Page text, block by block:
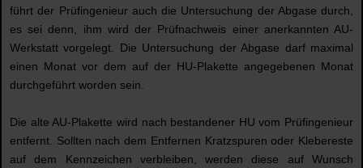
führt der Prüfingenieur auch die Untersuchung der Abgase durch,
es sei denn, ihm wird der Prüfnachweis einer anerkannten AU-
Werkstatt vorgelegt. Die Untersuchung der Abgase darf maximal
einen Monat vor dem auf der HU-Plakette angegebenen Monat
durchgeführt worden sein.
Die alte AU-Plakette wird nach bestandener HU vom Prüfingenieur
entfernt. Sollten nach dem Entfernen Kratzspuren oder Klebereste
auf dem Kennzeichen verbleiben, werden diese auf Wunsch